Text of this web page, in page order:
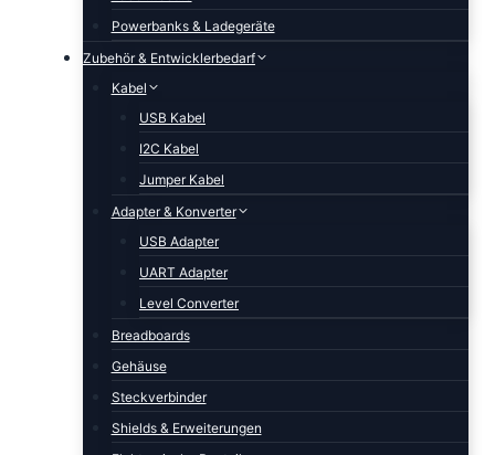
Powerbanks & Ladegeräte
Zubehör & Entwicklerbedarf
Kabel
USB Kabel
I2C Kabel
Jumper Kabel
Adapter & Konverter
USB Adapter
UART Adapter
Level Converter
Breadboards
Gehäuse
Steckverbinder
Shields & Erweiterungen